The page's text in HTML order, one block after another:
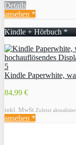
Details
ansehen *
Kindle + Hörbuch *
Kindle Paperwhite,
84,99 €
inkl. MwSt. Zuletzt
ansehen *